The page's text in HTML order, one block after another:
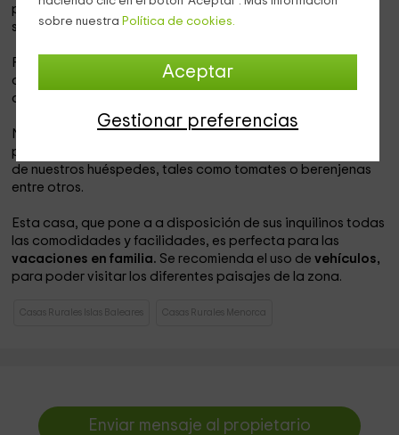
sobre nuestra Política de cookies.
Aceptar
Gestionar preferencias
piscina es amplia y cuenta además con zona para tomar el
sol.
Para poder disfrutar del jardín, existe una
cocinar al aire libre. Además, se ha colocado un cenador
con muebles de jardín en el exterior.
Nuestra casa cuenta con un huerto en el que cultivamos
productos naturales de la tierra que quedan a disposición
de nuestros huéspedes, tales como tomates o berenjenas
entre otros.
Esta casa, que pone a a disposición de sus inquilinos todas
las comodidades y facilidades, es perfecta para las
vacaciones en familia. Se recomienda el uso devehículos,
para poder visitar los diferentes paisajes de la zona.
Casas Rurales Islas Baleares Casas Rurales Menorca
Enviar mensaje al propietario